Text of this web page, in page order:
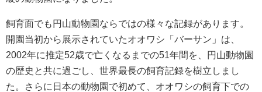
飼育面でも円山動物園ならではの様々な記録があります。
開園当初から展示されていたオオワシ「バーサン」は、
2002年に推定52歳で亡くなるまでの51年間を、円山動物園
の歴史と共に過ごし、世界最長の飼育記録を樹立しまし
た。さらに日本の動物園で初めて、オオワシの飼育下での